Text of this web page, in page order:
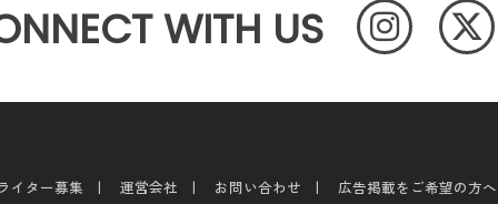
WITH US
イター募集 運営会社 お問い合わせ 広告掲載をご希望の方へ